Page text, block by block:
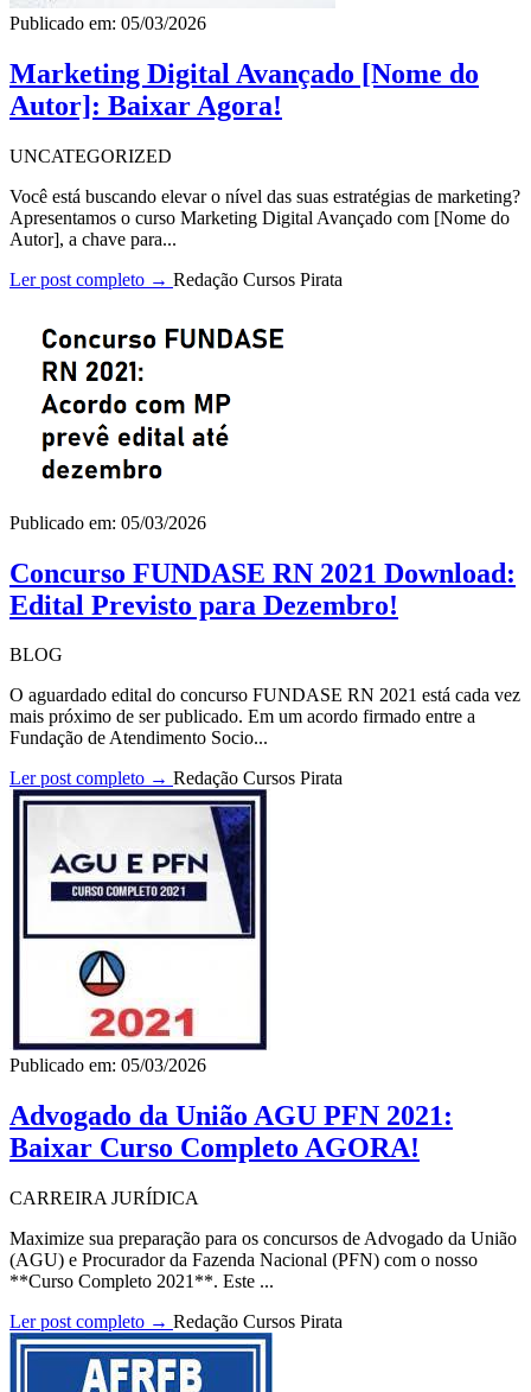
Publicado em: 05/03/2026
Marketing Digital Avançado [Nome do
Autor]: Baixar Agora!
UNCATEGORIZED
Você está buscando elevar o nível das suas estratégias de marketing?
Apresentamos o curso Marketing Digital Avançado com [Nome do
Autor], a chave para...
Ler post completo → Redação Cursos Pirata
Publicado em: 05/03/2026
Concurso FUNDASE RN 2021 Download:
Edital Previsto para Dezembro!
BLOG
O aguardado edital do concurso FUNDASE RN 2021 está cada vez
mais próximo de ser publicado. Em um acordo firmado entre a
Fundação de Atendimento Socio...
Ler post completo → Redação Cursos Pirata
Publicado em: 05/03/2026
Advogado da União AGU PFN 2021:
Baixar Curso Completo AGORA!
CARREIRA JURÍDICA
Maximize sua preparação para os concursos de Advogado da União
(AGU) e Procurador da Fazenda Nacional (PFN) com o nosso
**Curso Completo 2021**. Este ...
Ler post completo → Redação Cursos Pirata